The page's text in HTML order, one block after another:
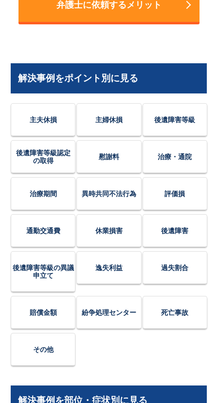
弁護士に依頼するメリット
解決事例をポイント別に見る
主夫休損 主婦休損 後遺障害等級
後遺障害等級認定
の取得
慰謝料 治療・通院
治療期間 異時共同不法行為 評価損
通勤交通費 休業損害 後遺障害
後遺障害等級の異議
申立て
逸失利益 過失割合
賠償金額 紛争処理センター 死亡事故
その他
解決事例を部位・症状別に見る